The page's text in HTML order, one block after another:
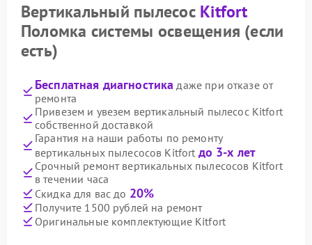
Вертикальный пылесос Kitfort
Поломка системы освещения (если
есть)
Бесплатная диагностика даже при отказе от
ремонта
Привезем и увезем вертикальный пылесос Kitfort
собственной доставкой
Гарантия на наши работы по ремонту
вертикальных пылесосов Kitfort до 3-х лет
Срочный ремонт вертикальных пылесосов Kitfort
в течении часа
Скидка для вас до 20%
Получите 1500 рублей на ремонт
Оригинальные комплектующие Kitfort